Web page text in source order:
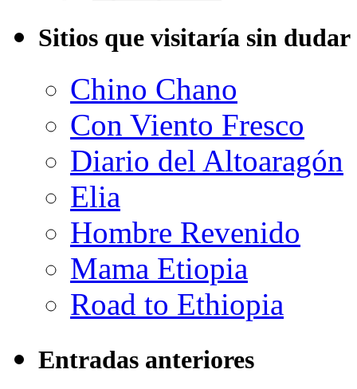
Sitios que visitaría sin dudar
Chino Chano
Con Viento Fresco
Diario del Altoaragón
Elia
Hombre Revenido
Mama Etiopia
Road to Ethiopia
Entradas anteriores